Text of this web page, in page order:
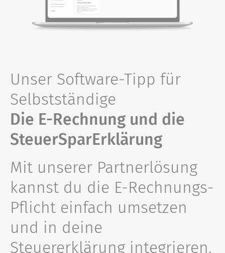
Unser Software-Tipp für
Selbstständige
Die E-Rechnung und die
SteuerSparErklärung
Mit unserer Partnerlösung
kannst du die E-Rechnungs-
Pflicht einfach umsetzen
und in deine
Steuererklärung integrieren.